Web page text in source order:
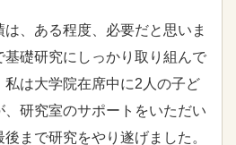
、ある程度、必要だと思いま
礎研究にしっかり取り組んで
私は大学院在席中に2人の子ど
、研究室のサポートをいただい
まで研究をやり遂げました。